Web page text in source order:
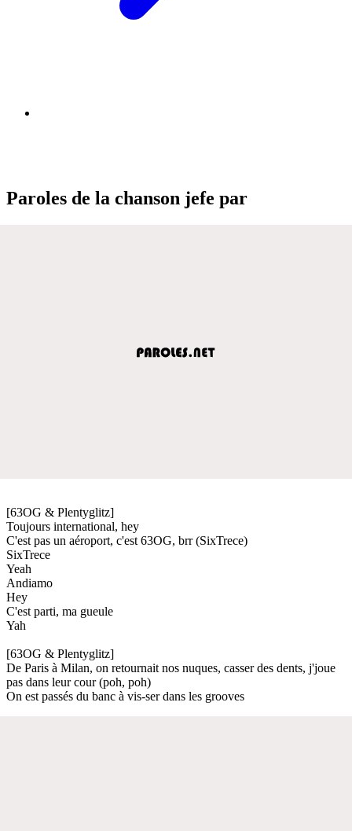
Paroles de la chanson jefe par
[63OG & Plentyglitz]
Toujours international, hey
C'est pas un aéroport, c'est 63OG, brr (SixTrece)
SixTrece
Yeah
Andiamo
Hey
C'est parti, ma gueule
Yah
[63OG & Plentyglitz]
De Paris à Milan, on retournait nos nuques, casser des dents, j'joue
pas dans leur cour (poh, poh)
On est passés du banc à vis-ser dans les grooves